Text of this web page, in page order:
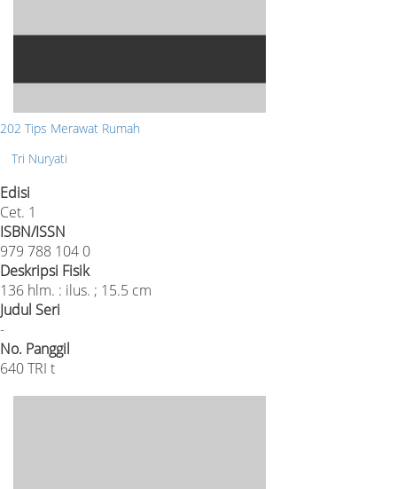
202 Tips Merawat Rumah
Tri Nuryati
Edisi
Cet. 1
ISBN/ISSN
979 788 104 0
Deskripsi Fisik
136 hlm. : ilus. ; 15.5 cm
Judul Seri
-
No. Panggil
640 TRI t